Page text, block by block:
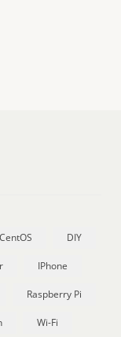
CentOS DIY
IPhone
Raspberry Pi
Wi-Fi